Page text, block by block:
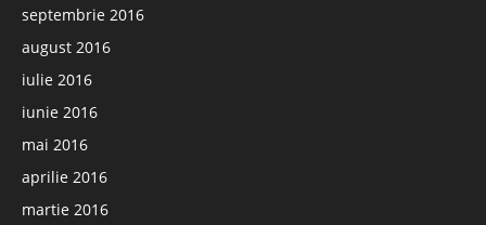
septembrie 2016
august 2016
iulie 2016
iunie 2016
mai 2016
aprilie 2016
martie 2016